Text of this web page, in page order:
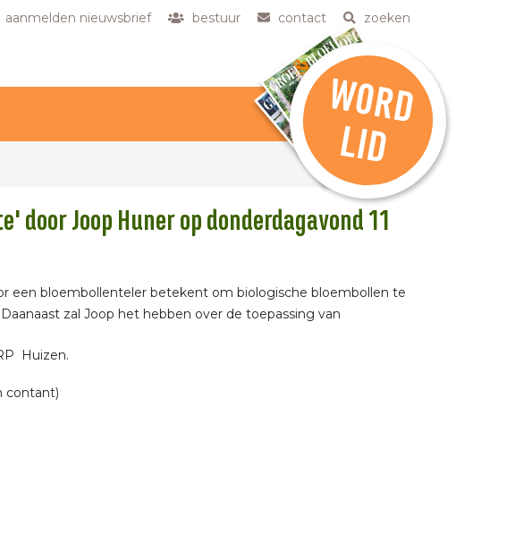
aanmelden nieuwsbrief bestuur contact zoeken
W
O
R
D
L
ID
door Joop Huner op donderdagavond 11
een bloembollenteler betekent om biologische bloembollen te
zal Joop het hebben over de toepassing van
Huizen.
contant)